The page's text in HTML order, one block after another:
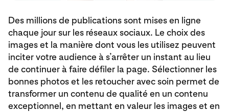
Des millions de publications sont mises en ligne
chaque jour sur les réseaux sociaux. Le choix des
images et la manière dont vous les utilisez peuvent
inciter votre audience à s’arrêter un instant au lieu
de continuer à faire défiler la page. Sélectionner les
bonnes photos et les retoucher avec soin permet de
transformer un contenu de qualité en un contenu
exceptionnel, en mettant en valeur les images et en